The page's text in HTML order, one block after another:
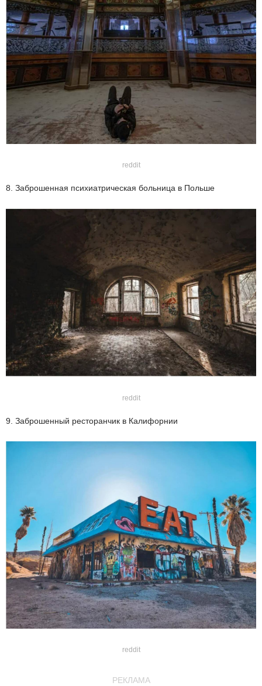
reddit
8. Заброшенная психиатрическая больница в Польше
reddit
9. Заброшенный ресторанчик в Калифорнии
reddit
РЕКЛАМА